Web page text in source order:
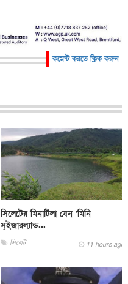
কমেন্ট করতে ক্লিক করুন
সিলেটের মিনাটিলা যেন ‘মিনি
সুইজারল্যান্ড...
সিলেট 11 hours ago